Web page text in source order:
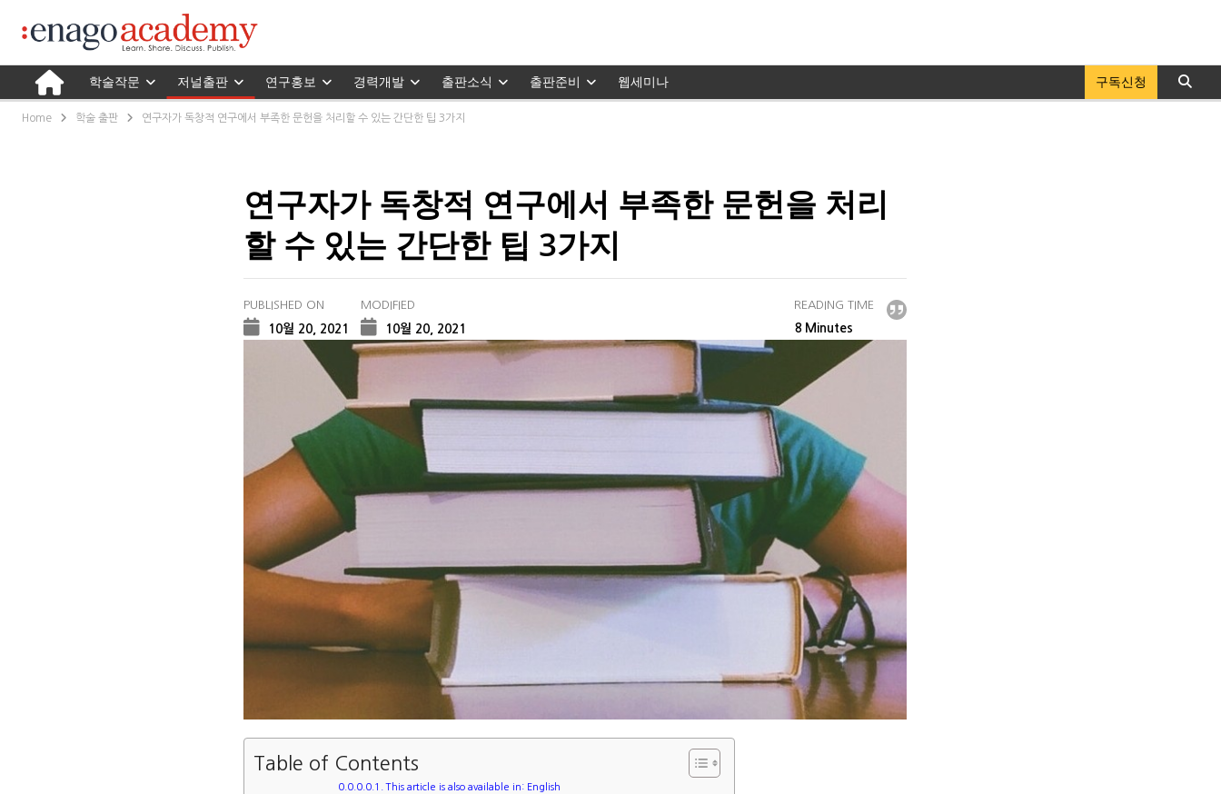
학술작문 저널출판 연구홍보 경력개발 출판소식 출판준비 웹세미나 구독신청
Home 학술 출판 연구자가 독창적 연구에서 부족한 문헌을 처리할 수 있는 간단한 팁 3가지
연구자가 독창적 연구에서 부족한 문헌을 처리
할 수 있는 간단한 팁 3가지
READING TIME
8 Minutes
PUBLISHED ON
10월 20, 2021
MODIFIED
10월 20, 2021
Table of Contents
This article is also available in: English